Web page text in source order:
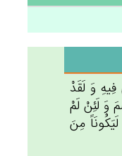
وَ لَقَدْ
وَ لَئِنْ‌ لَم‌ْ
مِن‌َ